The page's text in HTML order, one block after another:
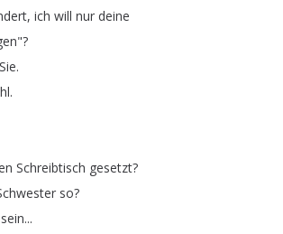
, ich will nur deine
"?
Sie.
.
Schreibtisch gesetzt?
so?
sein...